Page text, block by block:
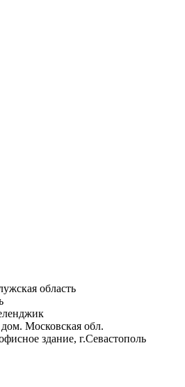
область
Московская обл.
здание, г.Севастополь